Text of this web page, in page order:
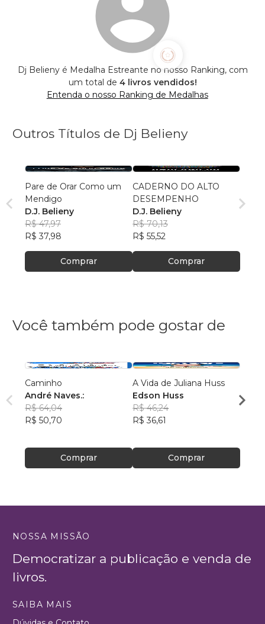
Dj Belieny é Medalha Estreante no nosso Ranking, com
um total de 4 livros vendidos!
Entenda o nosso Ranking de Medalhas
Outros Títulos de Dj Belieny
Pare de Orar Como um
Mendigo
D.J. Belieny
R$ 47,97
R$ 37,98
Comprar
CADERNO DO ALTO
DESEMPENHO
D.J. Belieny
R$ 70,13
R$ 55,52
Comprar
Você também pode gostar de
Caminho
André Naves.:
R$ 64,04
R$ 50,70
Comprar
A Vida de Juliana Huss
Edson Huss
R$ 46,24
R$ 36,61
Comprar
DOR
NOSSA MISSÃO
Democratizar a publicação e venda de
livros.
SAIBA MAIS